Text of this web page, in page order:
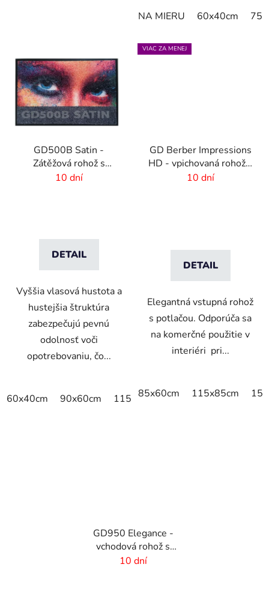
NA MIERU 60x40cm
GD500B Satin -
Zátěžová rohož s
digitálnou potlačou a
10 dní
DETAIL
Vyššia vlasová hustota a
hustejšia štruktúra
zabezpečujú pevnú
odolnosť voči
opotrebovaniu, čo...
60x40cm 90x60cm 115x115cm 150x100cm
VIAC ZA MENEJ
GD Berber Impressions
HD - vpichovaná rohož s
logom
10 dní
DETAIL
Elegantná vstupná rohož
s potlačou. Odporúča sa
na komerčné použitie v
interiéri pri...
85x60cm 115x85cm
GD950 Elegance -
vchodová rohož s
digitálnou potlačou - 6
10 dní